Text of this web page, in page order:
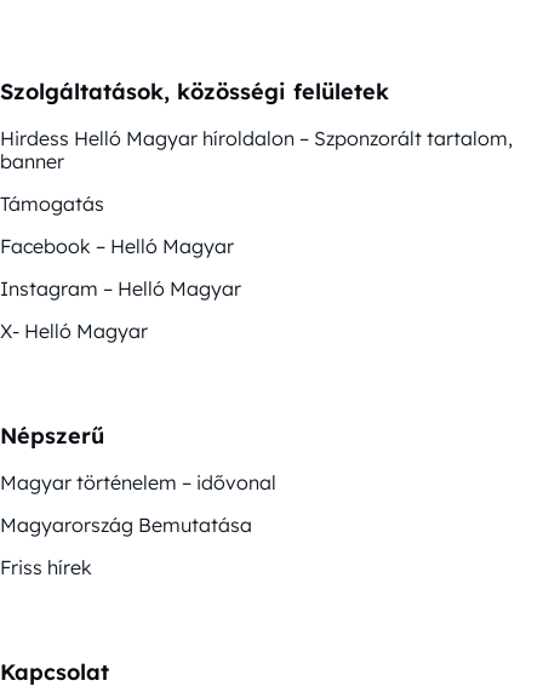
Szolgáltatások, közösségi felületek
Hirdess Helló Magyar híroldalon – Szponzorált tartalom,
banner
Támogatás
Facebook – Helló Magyar
Instagram – Helló Magyar
X- Helló Magyar
Népszerű
Magyar történelem – idővonal
Magyarország Bemutatása
Friss hírek
Kapcsolat